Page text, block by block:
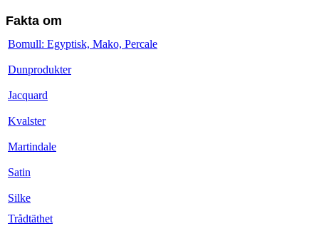
Fakta om
Bomull: Egyptisk, Mako, Percale
Dunprodukter
Jacquard
Kvalster
Martindale
Satin
Silke
Trådtäthet